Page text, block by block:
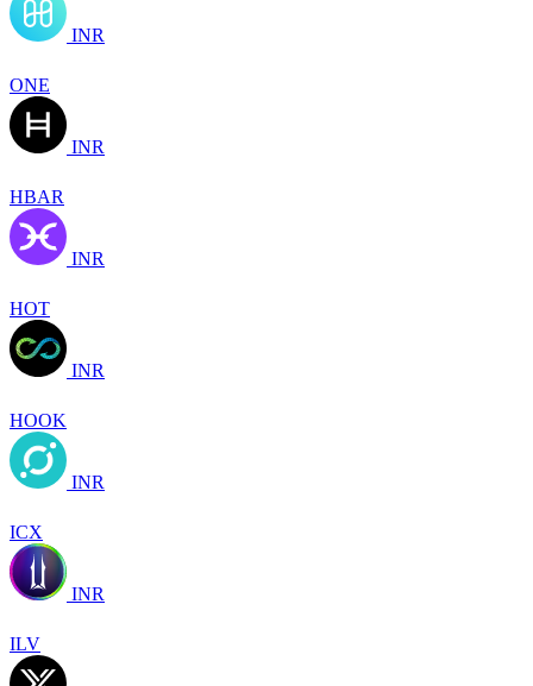
INR
ONE
INR
HBAR
INR
HOT
INR
HOOK
INR
ICX
INR
ILV